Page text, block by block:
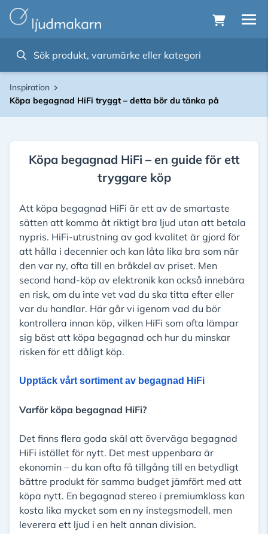
Inspiration
Köpa begagnad HiFi tryggt – detta bör du tänka på
Köpa begagnad HiFi – en guide för ett
tryggare köp
Att köpa begagnad HiFi är ett av de smartaste
sätten att komma åt riktigt bra ljud utan att betala
nypris. HiFi-utrustning av god kvalitet är gjord för
att hålla i decennier och kan låta lika bra som när
den var ny, ofta till en bråkdel av priset. Men
second hand-köp av elektronik kan också innebära
en risk, om du inte vet vad du ska titta efter eller
var du handlar. Här går vi igenom vad du bör
kontrollera innan köp, vilken HiFi som ofta lämpar
sig bäst att köpa begagnad och hur du minskar
risken för ett dåligt köp.
Upptäck vårt sortiment av begagnad HiFi
Varför köpa begagnad HiFi?
Det finns flera goda skäl att överväga begagnad
HiFi istället för nytt. Det mest uppenbara är
ekonomin – du kan ofta få tillgång till en betydligt
bättre produkt för samma budget jämfört med att
köpa nytt. En begagnad stereo i premiumklass kan
kosta lika mycket som en ny instegsmodell, men
leverera ett ljud i en helt annan division.